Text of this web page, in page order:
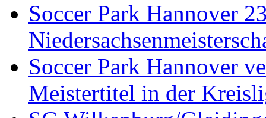
Soccer Park Hannover
Soccer Park Hannover
Meistertitel in der